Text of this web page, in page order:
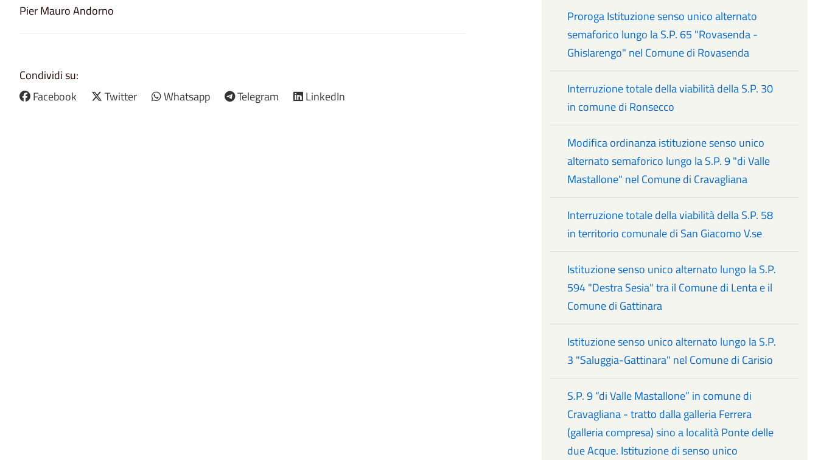
Pier Mauro Andorno
Condividi su:
Facebook
Twitter Whatsapp Telegram LinkedIn
Proroga Istituzione senso unico alternato
semaforico lungo la S.P. 65 "Rovasenda -
Ghislarengo" nel Comune di Rovasenda
Interruzione totale della viabilità della S.P. 30
in comune di Ronsecco
Modifica ordinanza istituzione senso unico
alternato semaforico lungo la S.P. 9 "di Valle
Mastallone" nel Comune di Cravagliana
Interruzione totale della viabilità della S.P. 58
in territorio comunale di San Giacomo V.se
Istituzione senso unico alternato lungo la S.P.
594 "Destra Sesia" tra il Comune di Lenta e il
Comune di Gattinara
Istituzione senso unico alternato lungo la S.P.
3 "Saluggia-Gattinara" nel Comune di Carisio
S.P. 9 “di Valle Mastallone” in comune di
Cravagliana - tratto dalla galleria Ferrera
(galleria compresa) sino a località Ponte delle
due Acque. Istituzione di senso unico